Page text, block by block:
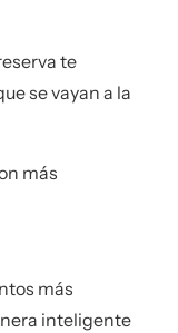
te
se vayan a la
más
más
inteligente